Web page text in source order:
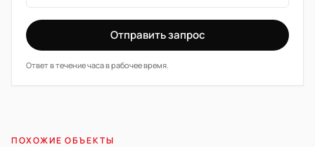
Отправить запрос
Ответ в течение часа в рабочее время.
ПОХОЖИЕ ОБЪЕКТЫ